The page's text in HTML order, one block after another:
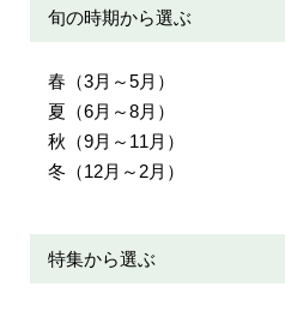
旬の時期から選ぶ
春（3月～5月）
夏（6月～8月）
秋（9月～11月）
冬（12月～2月）
特集から選ぶ